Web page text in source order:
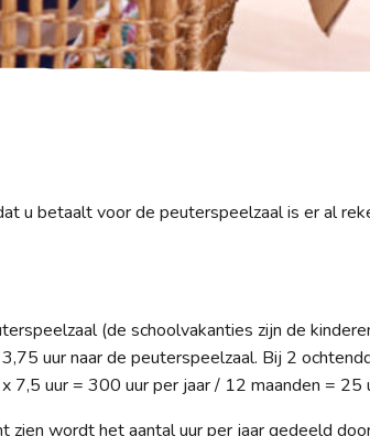
u betaalt voor de peuterspeelzaal is er al
(de schoolvakanties zijn de
uur naar de peuterspeelzaal. Bij 2
7,5 uur = 300 uur per jaar / 12 maanden = 25
zien wordt het aantal uur per jaar gedeeld